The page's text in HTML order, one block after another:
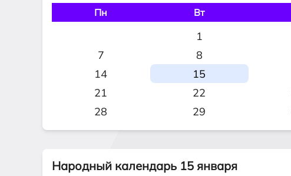
Пн Вт
1
7
8
14
15
21
22
28
29
Народный календарь 15 января